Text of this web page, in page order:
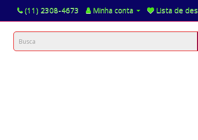
(11) 2308-4673 Minha conta Lista de